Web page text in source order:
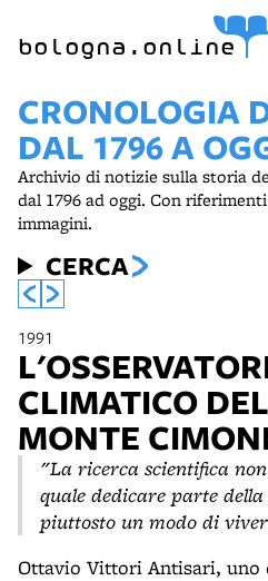
bologna.online
CRONOLOGIA
DAL 1796 A
Archivio di notizie sulla storia
dal 1796 ad oggi. Con
immagini.
CERCA
1991
CLIMATICO
MONTE
"La ricerca scientifica
quale dedicare parte
piuttosto un modo di
Ottavio Vittori Antisari,